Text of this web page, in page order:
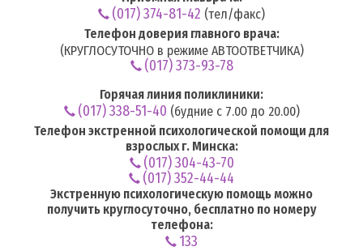
(017) 374-81-42 (тел/факс)
Телефон доверия главного врача:
(КРУГЛОСУТОЧНО в режиме АВТООТВЕТЧИКА)
(017) 373-93-78
Горячая линия поликлиники:
(017) 338-51-40 (будние с 7.00 до 20.00)
Телефон экстренной психологической помощи для
взрослых г. Минска:
(017) 304-43-70
(017) 352-44-44
Экстренную психологическую помощь можно
получить круглосуточно, бесплатно по номеру
телефона:
133